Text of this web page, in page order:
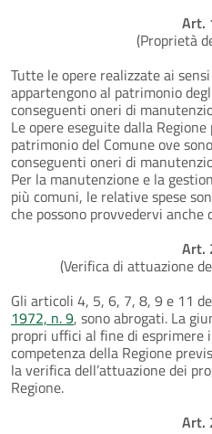
Art.
(Proprietà
Tutte le opere realizzate ai
appartengono al patrimonio
conseguenti oneri di
Le opere eseguite dalla
patrimonio del Comune ove
conseguenti oneri di
Per la manutenzione e la
più comuni, le relative spese
che possono provvedervi anche
Art.
(Verifica di attuazione
Gli articoli 4, 5, 6, 7, 8, 9 e 11
1972, n. 9, sono abrogati. La
propri uffici al fine di
competenza della Regione
la verifica dell’attuazione dei
Regione.
Art.